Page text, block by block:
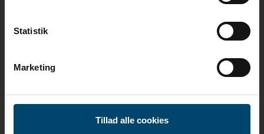
Statistik
Marketing
Tillad alle cookies
DAFA RADON SUMP - EN
DAFA RADONBRØNN - NO
DAFA RADONBRUNN - SE